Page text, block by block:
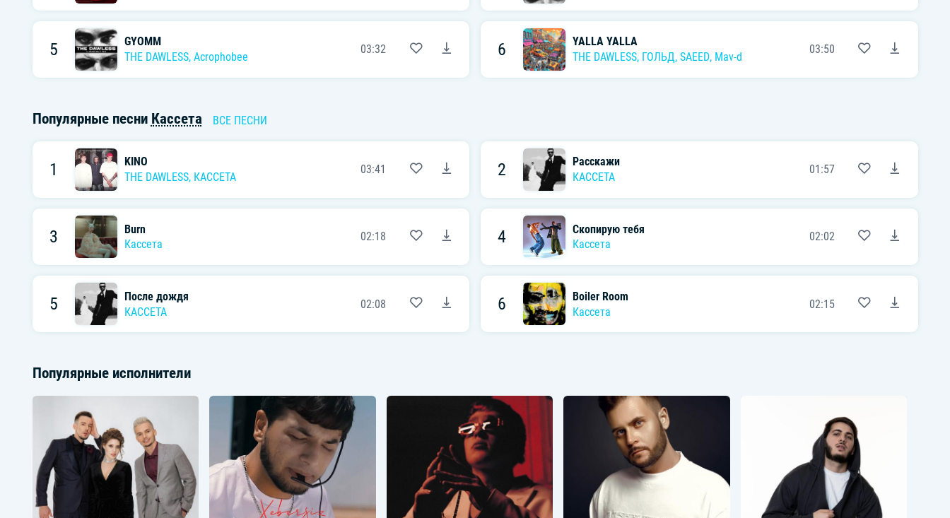
5
GYOMM
THE DAWLESS, Acrophobee
03:32 6
YALLA YALLA
THE DAWLESS, ГОЛЬД, SAEED, Mav-d
03:50
Популярные песни Кассета ВСЕ ПЕСНИ
1
KINO
THE DAWLESS, КАССЕТА
03:41 2
Расскажи
КАССЕТА
01:57
3
Burn
Кассета
02:18 4
Скопирую тебя
Кассета
02:02
5
После дождя
КАССЕТА
02:08 6
Boiler Room
Кассета
02:15
Популярные исполнители